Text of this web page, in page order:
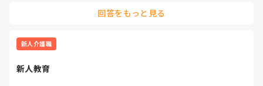
回答をもっと見る
新人介護職
新人教育